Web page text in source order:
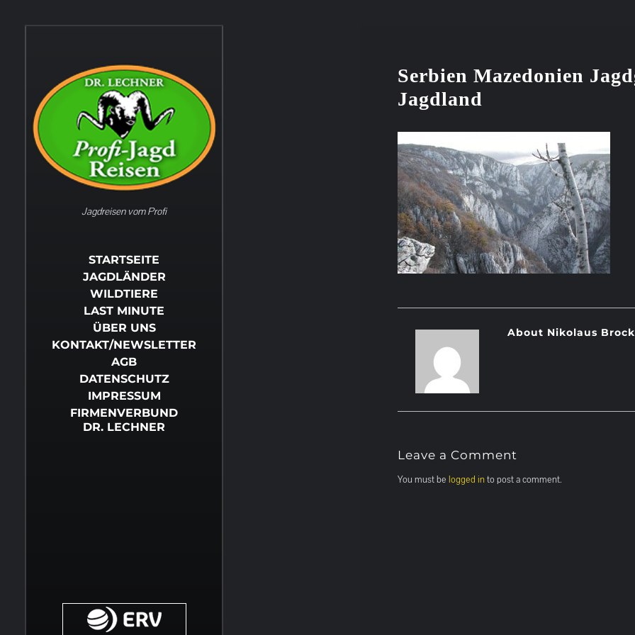
Jagdreisen vom Profi
STARTSEITE
JAGDLÄNDER
WILDTIERE
LAST MINUTE
ÜBER UNS
KONTAKT/NEWSLETTER
AGB
DATENSCHUTZ
IMPRESSUM
FIRMENVERBUND
DR. LECHNER
Serbien Mazedonien
Jagdland
About Nikolaus
Leave a Comment
You must be logged into post a comment.